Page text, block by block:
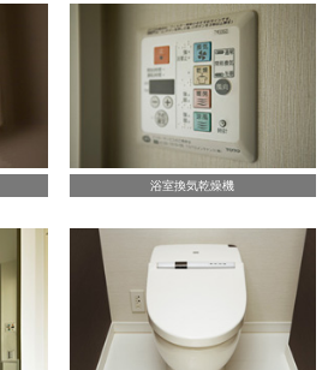
浴室換気乾燥機